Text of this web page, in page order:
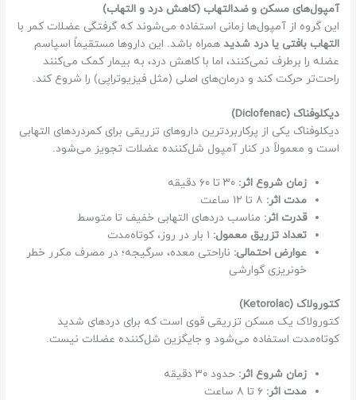
آمپول‌های مسکن و ضدالتهاب (کاهش درد و التهاب)
این گروه از آمپول‌ها زمانی استفاده می‌شوند که گرفتگی عضلات کمر با
التهاب بافتی یا درد شدید همراه باشد. این داروها مستقیماً اسپاسم
عضله را برطرف نمی‌کنند، اما با کاهش درد، به بیمار کمک می‌کنند
راحت‌تر حرکت کند و درمان‌های اصلی (مثل فیزیوتراپی) را شروع کند.
دیکلوفناک (Diclofenac)
دیکلوفناک یکی از پرکاربردترین داروهای تزریقی برای کمردردهای التهابی
است و معمولاً در کنار آمپول شل‌کننده عضلات تجویز می‌شود.
زمان شروع اثر: ۳۰ تا ۶۰ دقیقه
مدت اثر:
قدرت اثر: مناسب دردهای التهابی خفیف تا متوسط
تعداد تزریق معمول:
عوارض احتمالی: ناراحتی معده، سرگیجه؛ در مصرف مکرر خطر
خونریزی گوارشی
کتورولاک (Ketorolac)
کتورولاک یک مسکن تزریقی قوی است که برای دردهای شدید
کوتاه‌مدت استفاده می‌شود و جایگزین شل‌کننده عضلات نیست.
زمان شروع اثر: حدود ۳۰ دقیقه
مدت اثر: ۶ تا ۸ ساعت